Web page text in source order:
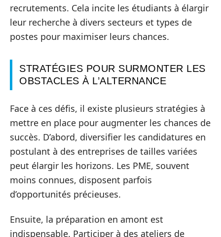
recrutements. Cela incite les étudiants à élargir
leur recherche à divers secteurs et types de
postes pour maximiser leurs chances.
STRATÉGIES POUR SURMONTER LES
OBSTACLES À L’ALTERNANCE
Face à ces défis, il existe plusieurs stratégies à
mettre en place pour augmenter les chances de
succès. D’abord, diversifier les candidatures en
postulant à des entreprises de tailles variées
peut élargir les horizons. Les PME, souvent
moins connues, disposent parfois
d’opportunités précieuses.
Ensuite, la préparation en amont est
indispensable. Participer à des ateliers de